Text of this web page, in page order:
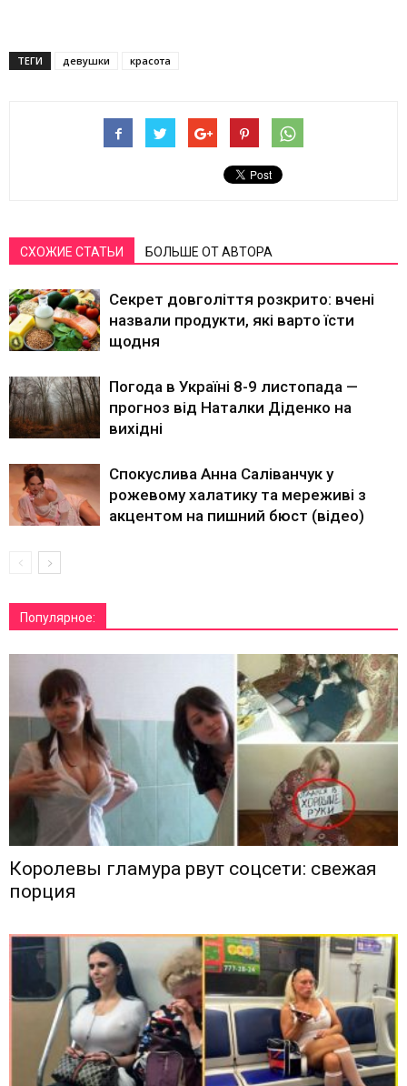
ТЕГИ девушки красота
СХОЖИЕ СТАТЬИ БОЛЬШЕ ОТ АВТОРА
Секрет довголіття розкрито: вчені
назвали продукти, які варто їсти
щодня
Погода в Україні 8-9 листопада —
прогноз від Наталки Діденко на
вихідні
Спокуслива Анна Саліванчук у
рожевому халатику та мереживі з
акцентом на пишний бюст (відео)
Популярное:
Королевы гламура рвут соцсети: свежая
порция